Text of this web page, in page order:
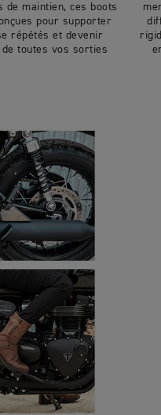
maintien, ces boots
pour supporter
répétés et devenir
de toutes vos sorties